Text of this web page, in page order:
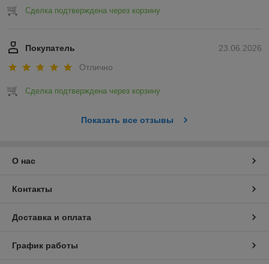
Сделка подтверждена через корзину
23.06.2026
Покупатель
Отлично
Сделка подтверждена через корзину
Показать все отзывы
О нас
Контакты
Доставка и оплата
График работы